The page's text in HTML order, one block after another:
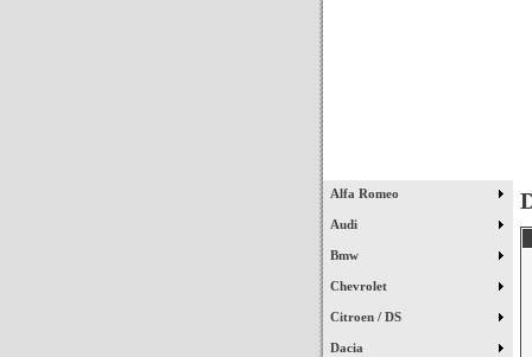
Alfa Romeo
Audi
Bmw
Chevrolet
Citroen / DS
Dacia